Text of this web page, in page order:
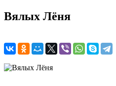
Вялых Лёня